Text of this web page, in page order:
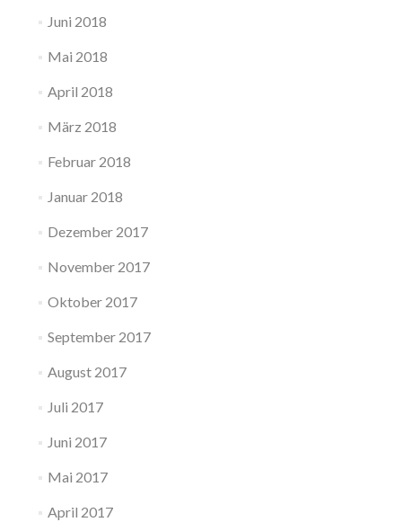
Juni 2018
Mai 2018
April 2018
März 2018
Februar 2018
Januar 2018
Dezember 2017
November 2017
Oktober 2017
September 2017
August 2017
Juli 2017
Juni 2017
Mai 2017
April 2017